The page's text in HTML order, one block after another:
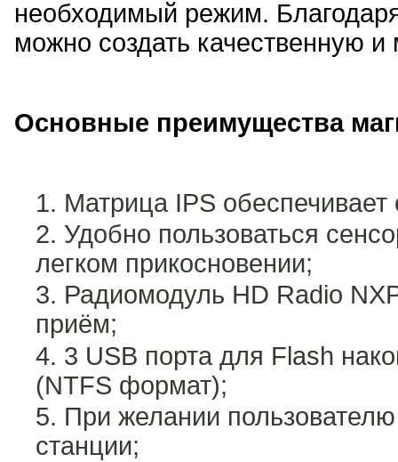
необходимый режим.
можно создать качественную
Основные преимущества
Матрица IPS обеспечивает
Удобно пользоваться
легком прикосновении;
Радиомодуль HD Radio
приём;
3 USB порта для Flash
(NTFS формат);
При желании
станции;